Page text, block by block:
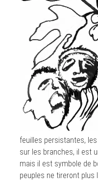
feuilles persistantes,
sur les branches, il est
mais il est symbole de
peuples ne tireront plus